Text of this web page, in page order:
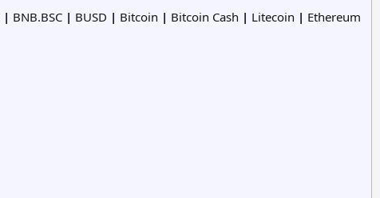
| BNB.BSC | BUSD | Bitcoin | Bitcoin Cash | Litecoin | Ethereum